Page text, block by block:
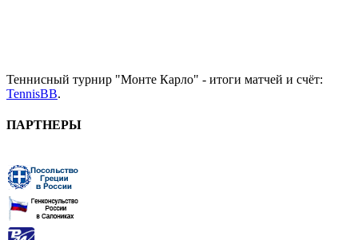
Теннисный турнир "Монте Карло" - итоги матчей и счёт:
TennisBB.
ПАРТНЕРЫ